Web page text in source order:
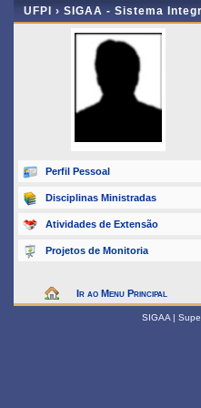
UFPI › SIGAA - Sistema
Perfil Pessoal
Disciplinas Ministradas
Atividades de Extensão
Projetos de Monitoria
Ir ao Menu Principal
SIGAA |